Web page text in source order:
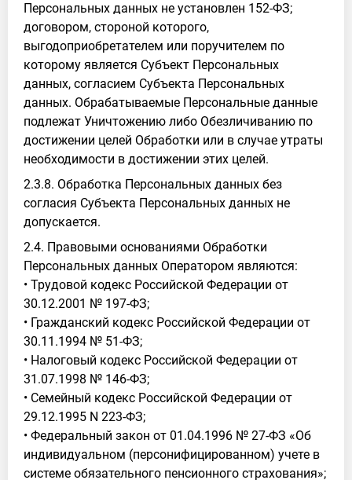
Персональных данных не установлен 152-ФЗ;
договором, стороной которого,
выгодоприобретателем или поручителем по
которому является Субъект Персональных
данных, согласием Субъекта Персональных
данных. Обрабатываемые Персональные данные
подлежат Уничтожению либо Обезличиванию по
достижении целей Обработки или в случае утраты
необходимости в достижении этих целей.
2.3.8. Обработка Персональных данных без
согласия Субъекта Персональных данных не
допускается.
2.4. Правовыми основаниями Обработки
Персональных данных Оператором являются:
• Трудовой кодекс Российской Федерации от
30.12.2001 № 197-ФЗ;
• Гражданский кодекс Российской Федерации от
30.11.1994 № 51-ФЗ;
• Налоговый кодекс Российской Федерации от
31.07.1998 № 146-ФЗ;
• Семейный кодекс Российской Федерации от
29.12.1995 N 223-ФЗ;
• Федеральный закон от 01.04.1996 № 27-ФЗ «Об
индивидуальном (персонифицированном) учете в
системе обязательного пенсионного страхования»;